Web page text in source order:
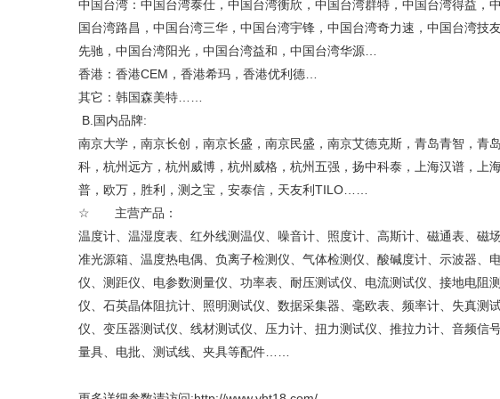
中国台湾：中国台湾泰仕，中国台湾衡欣，中国台湾群特，中国台湾得益，
国台湾路昌，中国台湾三华，中国台湾宇锋，中国台湾奇力速，中国台湾技
先驰，中国台湾阳光，中国台湾益和，中国台湾华源…
香港：香港CEM，香港希玛，香港优利德…
其它：韩国森美特……
B.国内品牌:
南京大学，南京长创，南京长盛，南京民盛，南京艾德克斯，青岛青智，青
科，杭州远方，杭州威博，杭州威格，杭州五强，扬中科泰，上海汉谱，上
普，欧万，胜利，测之宝，安泰信，天友利TILO……
☆ 主营产品：
温度计、温湿度表、红外线测温仪、噪音计、照度计、高斯计、磁通表、磁
准光源箱、温度热电偶、负离子检测仪、气体检测仪、酸碱度计、示波器、
仪、测距仪、电参数测量仪、功率表、耐压测试仪、电流测试仪、接地电阻
仪、石英晶体阻抗计、照明测试仪、数据采集器、毫欧表、频率计、失真测
仪、变压器测试仪、线材测试仪、压力计、扭力测试仪、推拉力计、音频信
量具、电批、测试线、夹具等配件……